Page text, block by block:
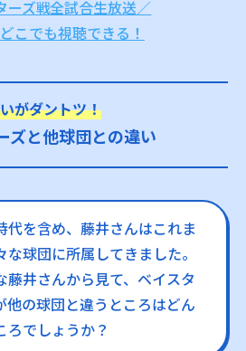
ーズ戦全試合生放送／
こでも視聴できる！
がダントツ！
ズと他球団との違い
代を含め、藤井さんはこれま
な球団に所属してきました。
藤井さんから見て、ベイスタ
他の球団と違うところはどん
ろでしょうか？